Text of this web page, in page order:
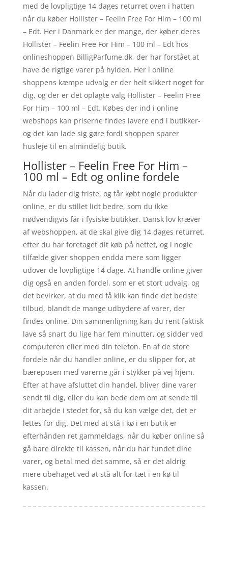
med de lovpligtige 14 dages returret oven i hatten
når du køber Hollister – Feelin Free For Him – 100 ml
– Edt. Her i Danmark er der mange, der køber deres
Hollister – Feelin Free For Him – 100 ml – Edt hos
onlineshoppen BilligParfume.dk, der har forstået at
have de rigtige varer på hylden. Her i online
shoppens kæmpe udvalg er der helt sikkert noget for
dig, og der er det oplagte valg Hollister – Feelin Free
For Him – 100 ml – Edt. Købes der ind i online
webshops kan priserne findes lavere end i butikker-
og det kan lade sig gøre fordi shoppen sparer
husleje til en almindelig butik.
Hollister – Feelin Free For Him –
100 ml – Edt og online fordele
Når du lader dig friste, og får købt nogle produkter
online, er du stillet lidt bedre, som du ikke
nødvendigvis får i fysiske butikker. Dansk lov kræver
af webshoppen, at de skal give dig 14 dages returret.
efter du har foretaget dit køb på nettet, og i nogle
tilfælde giver shoppen endda mere som ligger
udover de lovpligtige 14 dage. At handle online giver
dig også en anden fordel, som er et stort udvalg, og
det bevirker, at du med få klik kan finde det bedste
tilbud, blandt de mange udbydere af varer, der
findes online. Din sammenligning kan du rent faktisk
lave så snart du lige har fem minutter, og sidder ved
computeren eller med din telefon. En af de store
fordele når du handler online, er du slipper for, at
bæreposen med varerne går i stykker på vej hjem.
Efter at have afsluttet din handel, bliver dine varer
sendt til dig, eller du kan bede dem om at sende til
dit arbejde i stedet for, så du kan vælge det, det er
lettes for dig. Det med at stå i kø i en butik er
efterhånden ret gammeldags, når du køber online så
gå bare direkte til kassen, når du har fundet dine
varer, og betal med det samme, så er det aldrig
mere ubehaget ved at stå alt for tæt i en kø til
kassen.